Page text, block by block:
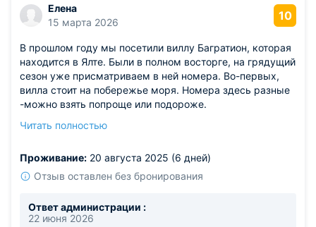
Елена
15 марта 2026
10
В прошлом году мы посетили виллу Багратион, которая
находится в Ялте. Были в полном восторге, на грядущий
сезон уже присматриваем в ней номера. Во-первых,
вилла стоит на побережье моря. Номера здесь разные
-можно взять попроще или подороже.
прошлом году мы занимали двухместный улучшенный
замечаний к сотрудникам отеля у нас нет. Все
организовано на высшем уровне и достойно внимания.
Читать полностью
Проживание: 20 августа 2025 (6 дней)
Отзыв оставлен без бронирования
Ответ администрации :
22 июня 2026